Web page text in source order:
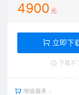
4900 元
立即下
下载不
增值服务：